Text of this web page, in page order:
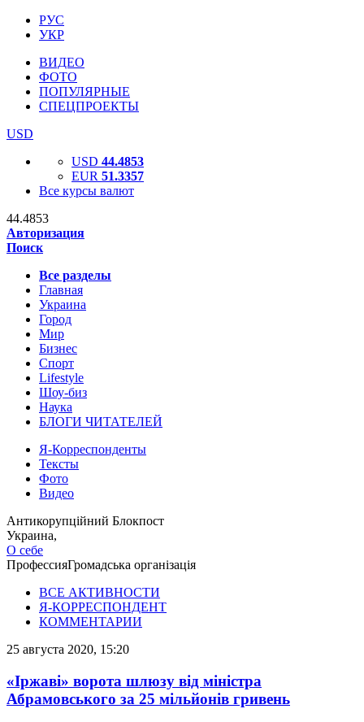
РУС
УКР
ВИДЕО
ФОТО
ПОПУЛЯРНЫЕ
СПЕЦПРОЕКТЫ
USD
USD 44.4853
EUR 51.3357
Все курсы валют
44.4853
Авторизация
Поиск
Все разделы
Главная
Украина
Город
Мир
Бизнес
Спорт
Lifestyle
Шоу-биз
Наука
БЛОГИ ЧИТАТЕЛЕЙ
Я-Корреспонденты
Тексты
Фото
Видео
Антикорупційний Блокпост
Украина,
О себе
ПрофессияГромадська організація
ВСЕ АКТИВНОСТИ
Я-КОРРЕСПОНДЕНТ
КОММЕНТАРИИ
25 августа 2020, 15:20
«Іржаві» ворота шлюзу від міністра
Абрамовського за 25 мільйонів гривень